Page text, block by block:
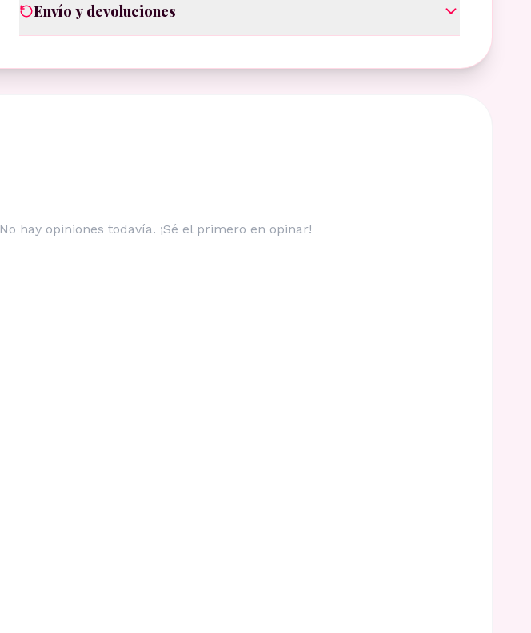
Envío y devoluciones
No hay opiniones todavía. ¡Sé el primero en opinar!